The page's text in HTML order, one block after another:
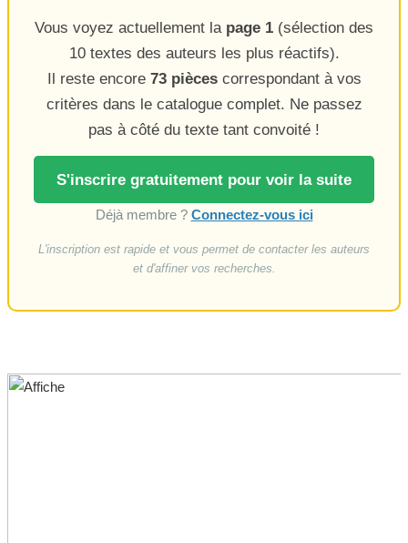
Vous voyez actuellement la page 1 (sélection des
10 textes des auteurs les plus réactifs).
Il reste encore 73 piècescorrespondant à vos
critères dans le catalogue complet. Ne passez
pas à côté du texte tant convoité !
S'inscrire gratuitement pour voir la suite
Déjà membre ? Connectez-vous ici
L'inscription est rapide et vous permet de contacter les auteurs
et d'affiner vos recherches.